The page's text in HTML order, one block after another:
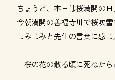
ちょうど、本日は桜満開の日。
今朝満開の善福寺川で桜吹雪
しみじみと先生の言葉に感じ
「桜の花の散る頃に死ねたら